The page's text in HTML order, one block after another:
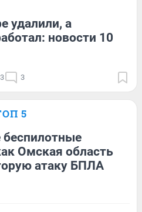
удалили, а
новости 10
3
5
Омская область
атаку БПЛА